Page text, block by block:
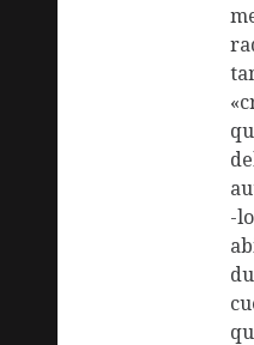
-